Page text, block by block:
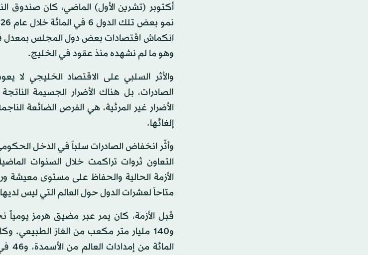
أكتوبر (تشرين الأول) الماضي، كان صندوق
وهو ما لم نشهده منذ عقود في الخليج.
والأثر السلبي على الاقتصاد الخليجي لا
الصادرات، بل هناك الأضرار الجسيمة
الأضرار غير المرئية، هي الفرص الضائعة
إلغائها.
وأثّر انخفاض الصادرات سلباً في الدخل
التعاون ثروات تراكمت خلال السنوات
الأزمة الحالية والحفاظ على مستوى معيشة
متاحاً لعشرات الدول حول العالم التي ليس